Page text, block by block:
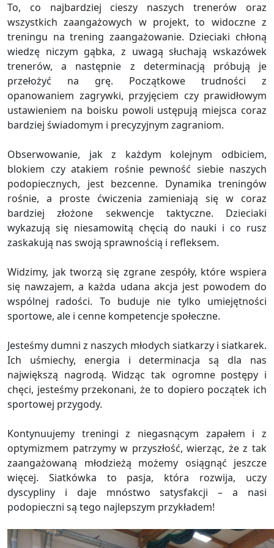
To, co najbardziej cieszy naszych trenerów oraz
wszystkich zaangażowych w projekt, to widoczne z
treningu na trening zaangażowanie. Dzieciaki chłoną
wiedzę niczym gąbka, z uwagą słuchają wskazówek
trenerów, a następnie z determinacją próbują je
przełożyć na grę. Początkowe trudności z
opanowaniem zagrywki, przyjęciem czy prawidłowym
ustawieniem na boisku powoli ustępują miejsca coraz
bardziej świadomym i precyzyjnym zagraniom.
Obserwowanie, jak z każdym kolejnym odbiciem,
blokiem czy atakiem rośnie pewność siebie naszych
podopiecznych, jest bezcenne. Dynamika treningów
rośnie, a proste ćwiczenia zamieniają się w coraz
bardziej złożone sekwencje taktyczne. Dzieciaki
wykazują się niesamowitą chęcią do nauki i co rusz
zaskakują nas swoją sprawnością i refleksem.
Widzimy, jak tworzą się zgrane zespóły, które wspiera
się nawzajem, a każda udana akcja jest powodem do
wspólnej radości. To buduje nie tylko umiejętności
sportowe, ale i cenne kompetencje społeczne.
Jesteśmy dumni z naszych młodych siatkarzy i siatkarek.
Ich uśmiechy, energia i determinacja są dla nas
największą nagrodą. Widząc tak ogromne postępy i
chęci, jesteśmy przekonani, że to dopiero początek ich
sportowej przygody.
Kontynuujemy treningi z niegasnącym zapałem i z
optymizmem patrzymy w przyszłość, wierząc, że z tak
zaangażowaną młodzieżą możemy osiągnąć jeszcze
więcej. Siatkówka to pasja, która rozwija, uczy
dyscypliny i daje mnóstwo satysfakcji – a nasi
podopieczni są tego najlepszym przykładem!